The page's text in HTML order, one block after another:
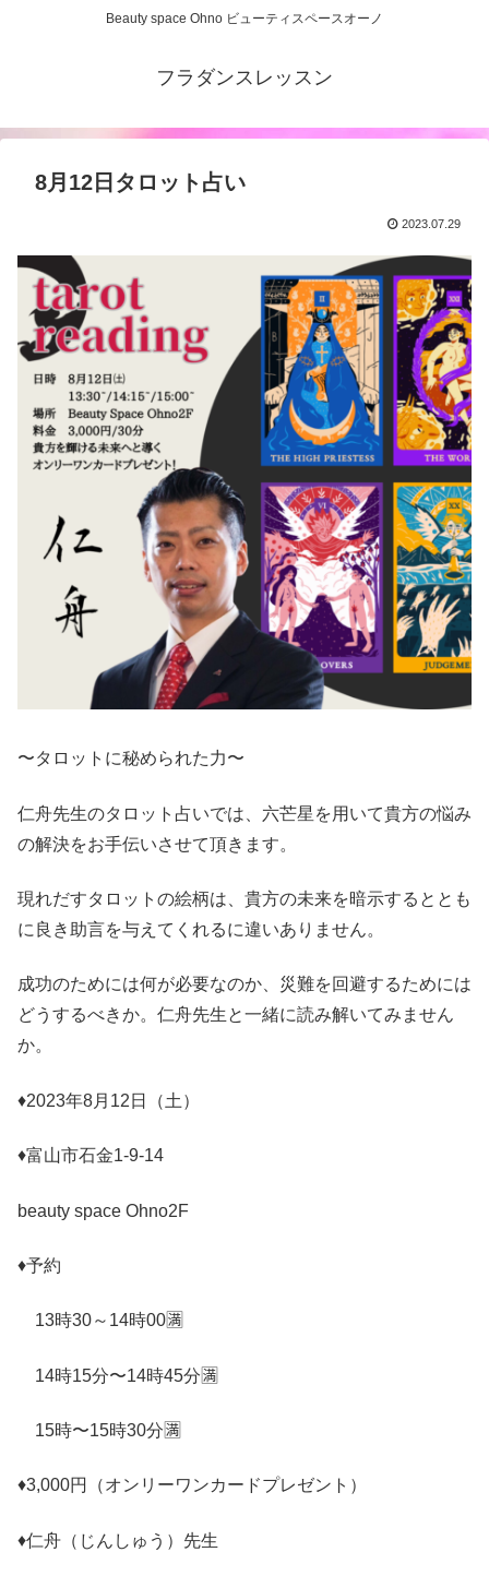
Beauty space Ohno ビューティスペースオーノ
フラダンスレッスン
8月12日タロット占い
2023.07.29
〜タロットに秘められた力〜
仁舟先生のタロット占いでは、六芒星を用いて貴方の悩み
の解決をお手伝いさせて頂きます。
現れだすタロットの絵柄は、貴方の未来を暗示するととも
に良き助言を与えてくれるに違いありません。
成功のためには何が必要なのか、災難を回避するためには
どうするべきか。仁舟先生と一緒に読み解いてみません
か。
♦︎2023年8月 12 日（土）
♦︎富山市石金1-9-14
beauty space Ohno2F
♦︎予約
13時30～ 14時00🈵
14時15分〜14時45分🈵
15時〜15時30分🈵
♦︎3,000円（オンリーワンカードプレゼント）
♦︎仁舟（じんしゅう）先生